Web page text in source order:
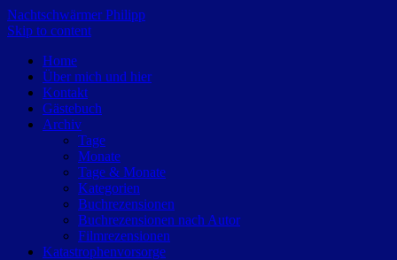
Nachtschwärmer Philipp
Skip to content
Home
Über mich und hier
Kontakt
Gästebuch
Archiv
Tage
Monate
Tage & Monate
Kategorien
Buchrezensionen
Buchrezensionen nach Autor
Filmrezensionen
Katastrophenvorsorge